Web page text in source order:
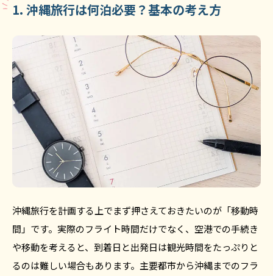
1. 沖縄旅行は何泊必要？基本の考え方
沖縄旅行を計画する上でまず押さえておきたいのが「移動時
間」です。実際のフライト時間だけでなく、空港での手続き
や移動を考えると、到着日と出発日は観光時間をたっぷりと
るのは難しい場合もあります。主要都市から沖縄までのフラ